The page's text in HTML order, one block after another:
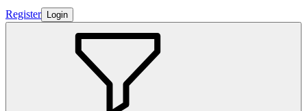
Register Login